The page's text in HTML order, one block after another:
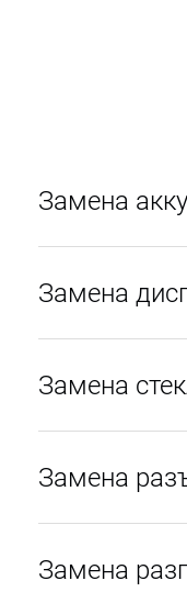
Замена
Замена
Замена
Замена
Замена